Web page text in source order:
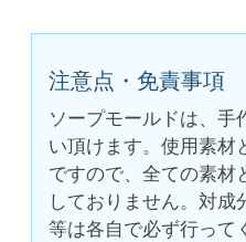
注意点・免責事項
ソープモールドは、手
い頂けます。使用素材
ですので、全ての素材
しておりません。対成
等は各自で必ず行って